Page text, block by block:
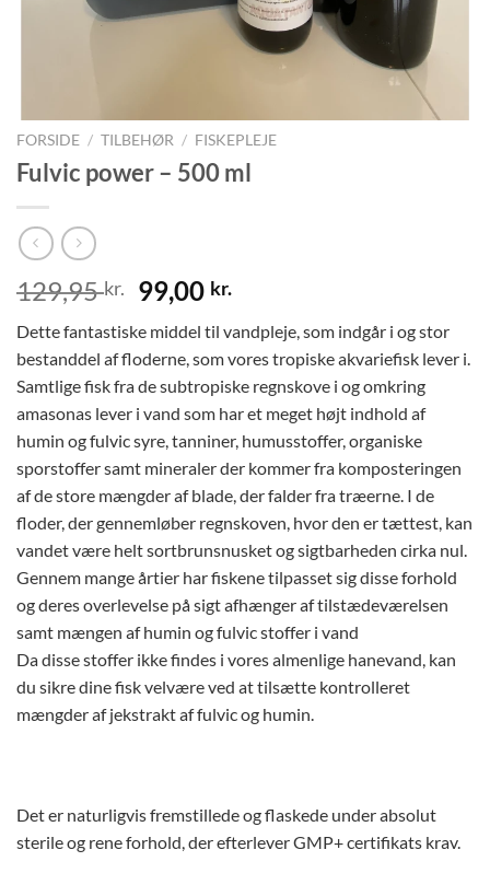
FORSIDE / TILBEHØR / FISKEPLEJE
Fulvic power – 500 ml
129,95kr.
Den
oprindelige
pris
var:
129,95 kr..
99,00 kr.Den
pris
er:
99,00 kr..
Dette fantastiske middel til vandpleje, som indgår i og stor
bestanddel af floderne, som vores tropiske akvariefisk lever i.
Samtlige fisk fra de subtropiske regnskove i og omkring
amasonas lever i vand som har et meget højt indhold af
humin og fulvic syre, tanniner, humusstoffer, organiske
sporstoffer samt mineraler der kommer fra komposteringen
af de store mængder af blade, der falder fra træerne. I de
floder, der gennemløber regnskoven, hvor den er tættest, kan
vandet være helt sortbrunsnusket og sigtbarheden cirka nul.
Gennem mange årtier har fiskene tilpasset sig disse forhold
og deres overlevelse på sigt afhænger af tilstædeværelsen
samt mængen af humin og fulvic stoffer i vand
Da disse stoffer ikke findes i vores almenlige hanevand, kan
du sikre dine fisk velvære ved at tilsætte kontrolleret
mængder af jekstrakt af fulvic og humin.
Det er naturligvis fremstillede og flaskede under absolut
sterile og rene forhold, der efterlever GMP+ certifikats krav.